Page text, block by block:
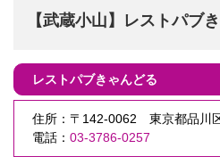
【武蔵小山】レストパブ
レストパブきゃんどる
住所：〒142-0062 東京都品川
電話： 03-3786-0257